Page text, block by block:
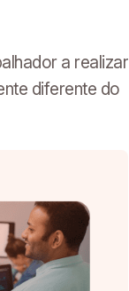
a realizar
diferente do